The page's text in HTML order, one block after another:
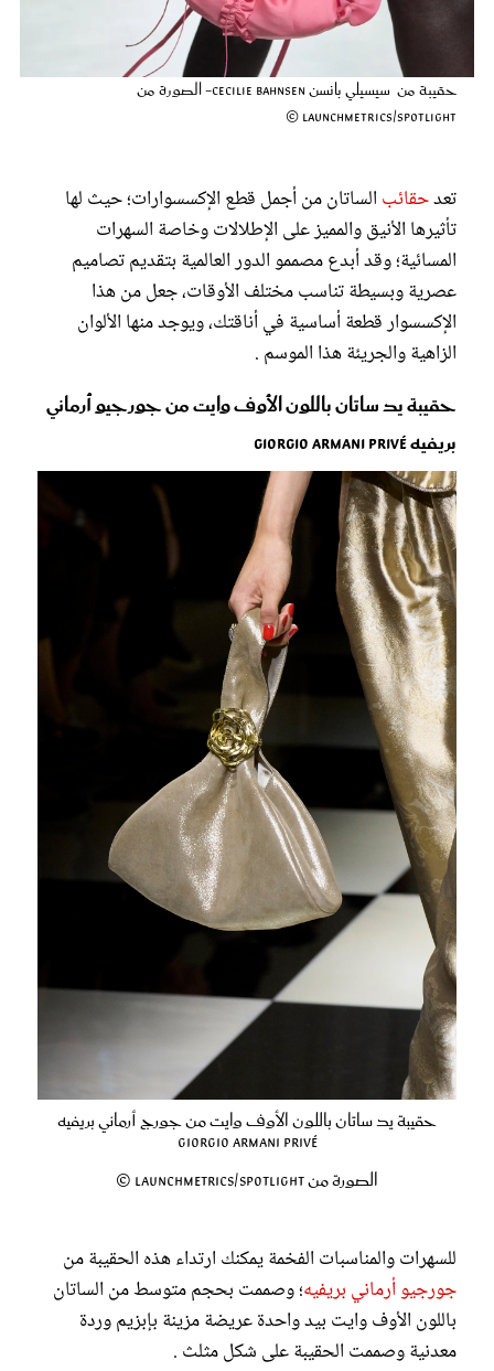
حقيبة من سيسيلي بانسن Cecilie Bahnsen- الصورة من
Launchmetrics/Spotlight ©
تعدحقائب الساتان من أجمل قطع الإكسسوارات؛ حيث لها
تأثيرها الأنيق والمميز على الإطلالات وخاصة السهرات
المسائية؛ وقد أبدع مصممو الدور العالمية بتقديم تصاميم
عصرية وبسيطة تناسب مختلف الأوقات، جعل من هذا
الإكسسوار قطعة أساسية في أناقتك، ويوجد منها الألوان
الزاهية والجريئة هذا الموسم .
حقيبة يد ساتان باللون الأوف وايت من جورجيو أرماني
بريفيه Giorgio Armani Privé
حقيبة يد ساتان باللون الأوف وايت من جورج أرماني بريفيه
Giorgio Armani Privé
الصورة من Launchmetrics/Spotlight ©
للسهرات والمناسبات الفخمة يمكنك ارتداء هذه الحقيبة من
جورجيو أرماني بريفيه؛ وصممت بحجم متوسط من الساتان
باللون الأوف وايت بيد واحدة عريضة مزينة بإبزيم وردة
معدنية وصممت الحقيبة على شكل مثلث .
عروس سيدتي
مجلة سيدتي
غلاف رفمي